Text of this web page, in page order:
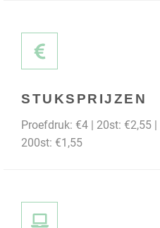
STUKSPRIJZEN
Proefdruk: €4 | 20st: €2,55
200st: €1,55